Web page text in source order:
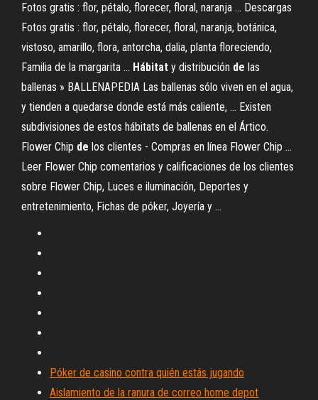
Fotos gratis : flor, pétalo, florecer, floral, naranja ... Descargas
Fotos gratis : flor, pétalo, florecer, floral, naranja, botánica,
vistoso, amarillo, flora, antorcha, dalia, planta floreciendo,
Familia de la margarita ... Hábitat y distribución de las
ballenas » BALLENAPEDIA Las ballenas sólo viven en el agua,
y tienden a quedarse donde está más caliente, ... Existen
subdivisiones de estos hábitats de ballenas en el Ártico.
Flower Chip de los clientes - Compras en línea Flower Chip ...
Leer Flower Chip comentarios y calificaciones de los clientes
sobre Flower Chip, Luces e iluminación, Deportes y
entretenimiento, Fichas de póker, Joyería y ...
Póker de casino contra quién estás jugando
Aislamiento de la ranura de correo home depot